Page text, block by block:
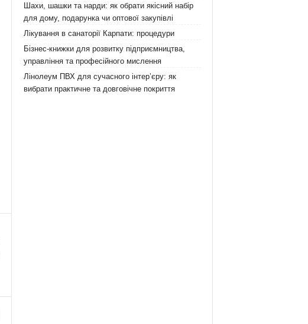
Шахи, шашки та нарди: як обрати якісний набір
для дому, подарунка чи оптової закупівлі
Лікування в санаторії Карпати: процедури
Бізнес-книжки для розвитку підприємництва,
управління та професійного мислення
Лінолеум ПВХ для сучасного інтер’єру: як
вибрати практичне та довговічне покриття